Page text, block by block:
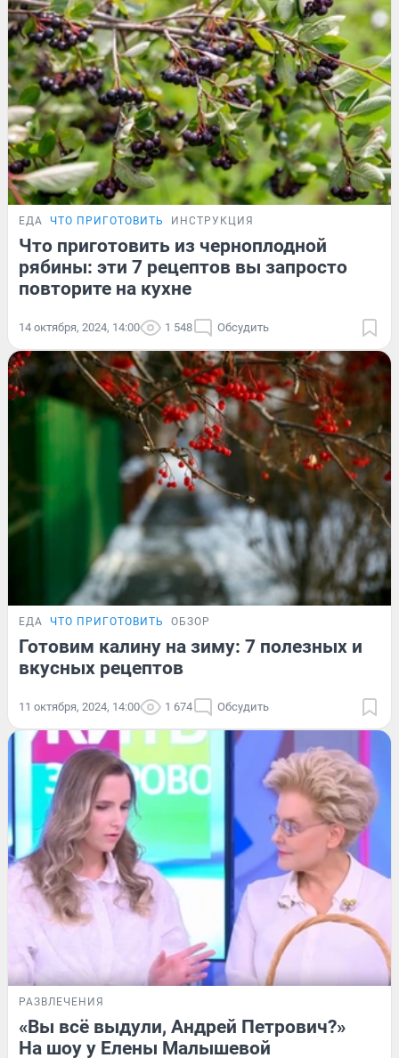
ЕДА ЧТО ПРИГОТОВИТЬ ИНСТРУКЦИЯ
Что приготовить из черноплодной
рябины: эти 7 рецептов вы запросто
повторите на кухне
14 октября, 2024, 14:00 1 548 Обсудить
ЕДА ЧТО ПРИГОТОВИТЬ ОБЗОР
Готовим калину на зиму: 7 полезных и
вкусных рецептов
11 октября, 2024, 14:00 1 674 Обсудить
РАЗВЛЕЧЕНИЯ
«Вы всё выдули, Андрей Петрович?»
На шоу у Елены Малышевой